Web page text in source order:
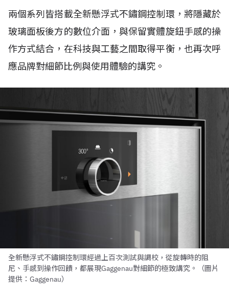
兩個系列皆搭載全新懸浮式不鏽鋼控制環，將隱藏於
玻璃面板後方的數位介面，與保留實體旋鈕手感的操
作方式結合，在科技與工藝之間取得平衡，也再次呼
應品牌對細節比例與使用體驗的講究。
全新懸浮式不鏽鋼控制環經過上百次測試與調校，從旋轉時的阻
尼、手感到操作回饋，都展現Gaggenau對細節的極致講究。（圖片
提供：Gaggenau）